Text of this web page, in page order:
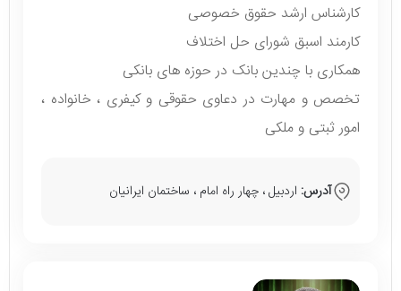
کارشناس ارشد حقوق خصوصی
کارمند اسبق شورای حل اختلاف
همکاری با چندین بانک در حوزه های بانکی
تخصص و مهارت در دعاوی حقوقی و کیفری ، خانواده ،
امور ثبتی و ملکی
آدرس: اردبیل ، چهار راه امام ، ساختمان ایرانیان